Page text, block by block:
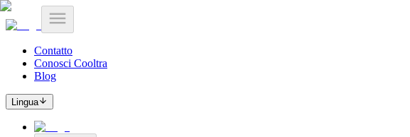
Contatto
Conosci Cooltra
Blog
Lingua